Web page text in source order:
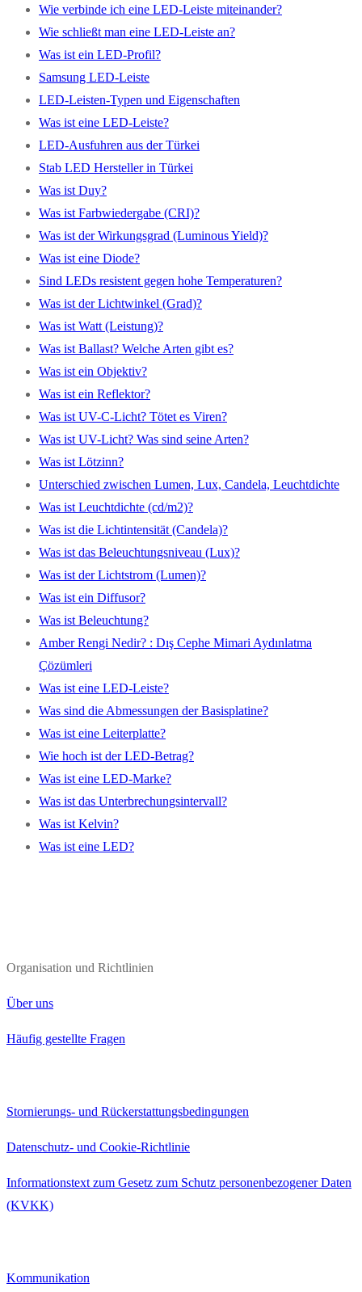
Wie verbinde ich eine LED-Leiste miteinander?
Wie schließt man eine LED-Leiste an?
Was ist ein LED-Profil?
Samsung LED-Leiste
LED-Leisten-Typen und Eigenschaften
Was ist eine LED-Leiste?
LED-Ausfuhren aus der Türkei
Stab LED Hersteller in Türkei
Was ist Duy?
Was ist Farbwiedergabe (CRI)?
Was ist der Wirkungsgrad (Luminous Yield)?
Was ist eine Diode?
Sind LEDs resistent gegen hohe Temperaturen?
Was ist der Lichtwinkel (Grad)?
Was ist Watt (Leistung)?
Was ist Ballast? Welche Arten gibt es?
Was ist ein Objektiv?
Was ist ein Reflektor?
Was ist UV-C-Licht? Tötet es Viren?
Was ist UV-Licht? Was sind seine Arten?
Was ist Lötzinn?
Unterschied zwischen Lumen, Lux, Candela, Leuchtdichte
Was ist Leuchtdichte (cd/m2)?
Was ist die Lichtintensität (Candela)?
Was ist das Beleuchtungsniveau (Lux)?
Was ist der Lichtstrom (Lumen)?
Was ist ein Diffusor?
Was ist Beleuchtung?
Amber Rengi Nedir? : Dış Cephe Mimari Aydınlatma
Çözümleri
Was ist eine LED-Leiste?
Was sind die Abmessungen der Basisplatine?
Was ist eine Leiterplatte?
Wie hoch ist der LED-Betrag?
Was ist eine LED-Marke?
Was ist das Unterbrechungsintervall?
Was ist Kelvin?
Was ist eine LED?
Organisation und Richtlinien
Über uns
Häufig gestellte Fragen
Stornierungs- und Rückerstattungsbedingungen
Datenschutz- und Cookie-Richtlinie
Informationstext zum Gesetz zum Schutz personenbezogener Daten
(KVKK)
Kommunikation